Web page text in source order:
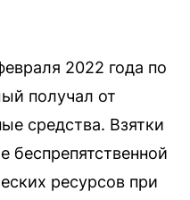
2022 года по
получал от
средства. Взятки
беспрепятственной
ресурсов при